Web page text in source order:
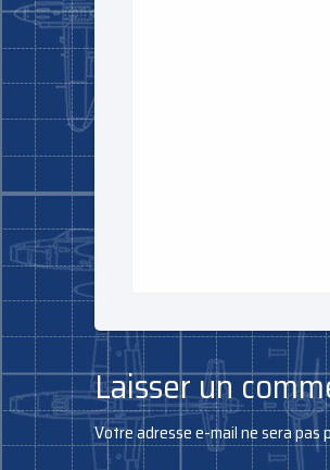
Laisser un
Votre adresse e-mail ne sera pas